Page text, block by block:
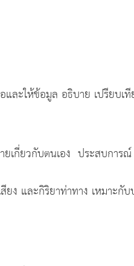
ห้ข้อมูล อธิบาย เปรียบเทีย
ยวกับตนเอง ประสบการณ์
ละกิริยาท่าทาง เหมาะกับ
ะ